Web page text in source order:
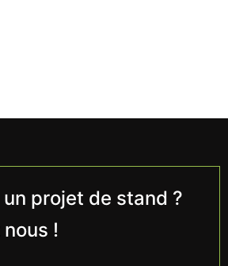
projet de stand ?
!